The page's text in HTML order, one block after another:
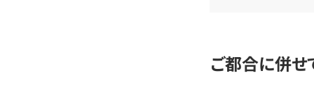
ご都合に併せ